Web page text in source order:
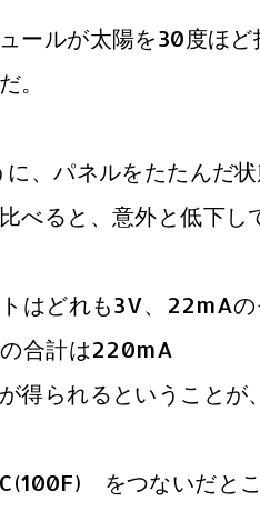
ールが太陽を30度ほ
。
に、パネルをたたんだ
べると、意外と低下し
はどれも3V、22mAの
の合計は220mA
得られるということが
をつないだと